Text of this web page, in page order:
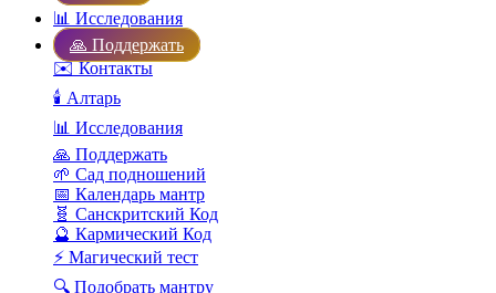
📊 Исследования
🙏 Поддержать
✉️ Контакты
🕯️ Алтарь
📊 Исследования
🙏 Поддержать
🌱 Сад подношений
📅 Календарь мантр
🧬 Санскритский Код
🔮 Кармический Код
⚡ Магический тест
🔍 Подобрать мантру